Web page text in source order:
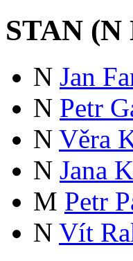
STAN (N
N Jan
N Petr
N Věra
N Jana
M Petr
N Vít